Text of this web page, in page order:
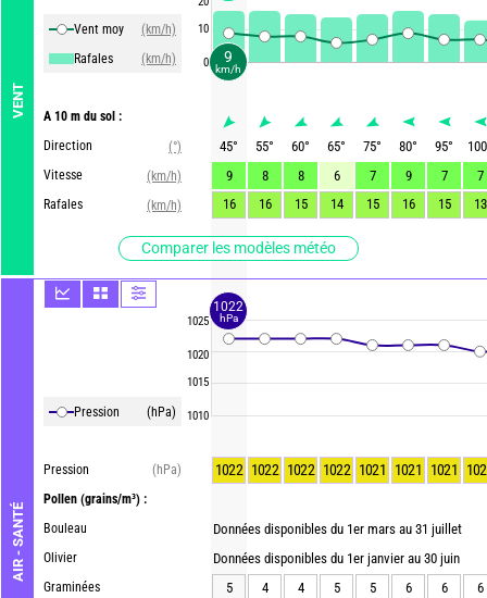
VENT
Vent moy
(km/h)
Rafales
(km/h)
A 10 m du sol :
Direction
(°)
Vitesse
(km/h)
Rafales
(km/h)
Comparer les modèles météo
AIR - SANTÉ
Pression (hPa)
Pression
(hPa)
Pollen (grains/m³) :
Bouleau
Olivier
Graminées
10
0
1025
1020
1015
1010
45° 55° 60° 65° 75° 80° 95°
100
9
8 8 6 7 9 7
7
16
16 15 14 15 16 15 13
1022 1022 1022 1022 1021 1021 1021
Données disponibles du 1er mars au 31 juillet
Données disponibles du 1er janvier au 30 juin
5
4 4 5 5 6 6
6
9
km/h
1022
hPa